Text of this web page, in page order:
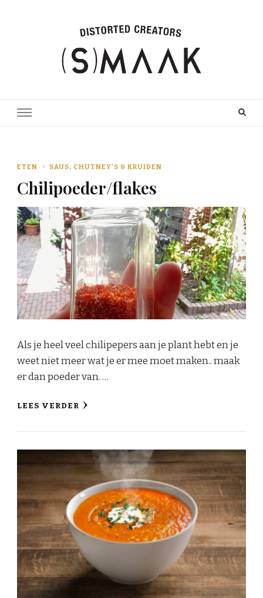
ETEN SAUS, CHUTNEY'S & KRUIDEN
Chilipoeder/flakes
Als je heel veel chilipepers aan je plant hebt en je
weet niet meer wat je er mee moet maken.. maak
er dan poeder van. …
LEES VERDER